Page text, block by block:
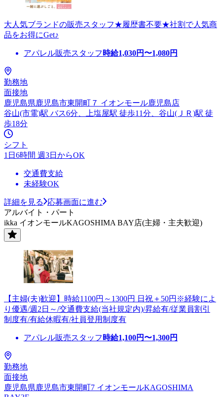
大人気ブランドの販売スタッフ★履歴書不要★社割で人気商
品をお得にGet♪
アパレル販売スタッフ 時給1,030円〜1,080円
勤務地
面接地
鹿児島県鹿児島市東開町７ イオンモール鹿児島店
谷山(市電)駅 バス6分、上塩屋駅 徒歩11分、谷山(ＪＲ)駅 徒
歩18分
シフト
1日6時間 週3日からOK
交通費支給
未経験OK
詳細を見る
応募画面に進む
アルバイト・パート
ikka イオンモールKAGOSHIMA BAY店(主婦・主夫歓迎)
【主婦(夫)歓迎】時給1100円～1300円 日祝＋50円※経験によ
り優遇/週2日～/交通費支給(当社規定内)/昇給有/従業員割引
制度有/有給休暇有/社員登用制度有
アパレル販売スタッフ 時給1,100円〜1,300円
勤務地
面接地
鹿児島県鹿児島市東開町7 イオンモールKAGOSHIMA